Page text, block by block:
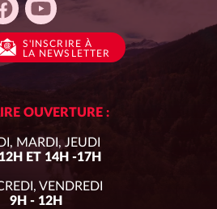
OUVERTURE :
MARDI, JEUDI
ET 14H -17H
VENDREDI
9H - 12H
S'INSCRIRE À
LA NEWSLETTER